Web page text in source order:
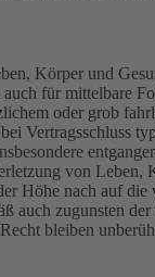
Körper und
für mittelbare
oder grob
Vertragsschluss
von
Höhe nach auf
auch zugunsten
bleiben